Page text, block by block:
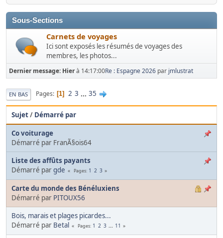
Sous-Sections
Carnets de voyages
Ici sont exposés les résumés de voyages des
membres, les photos...
Dernier message: Hierà 14:17:00Re : Espagne 2026 par jmlustrat
EN BAS Pages 1 2 3 ... 35
Sujet/ Démarré par
Co voiturage
Démarré par FranÃ§ois64
Liste des affûts payants
Démarré pargde Pages 1 2 3
Carte du monde des Bénéluxiens
Démarré par PITOUX56
Bois, marais et plages picardes...
Démarré par Betal Pages 1 2 3 ... 11